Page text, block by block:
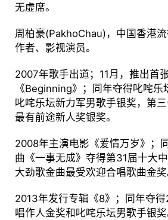
无虚席。
周柏豪(PakhoChau)，中国香港
作者、影视演员。
2007年歌手出道；11月，推出首
《Beginning》；同年夺得叱咤乐
叱咤乐坛新力军男歌手银奖，第
最有前途新人奖银奖。
2008年主演电影《爱情万岁》；
曲《一事无成》夺得第31届十大
大劲歌金曲最受欢迎合唱歌曲金奖
2013年发行专辑《8》；同年夺
唱作人金奖和叱咤乐坛男歌手银奖